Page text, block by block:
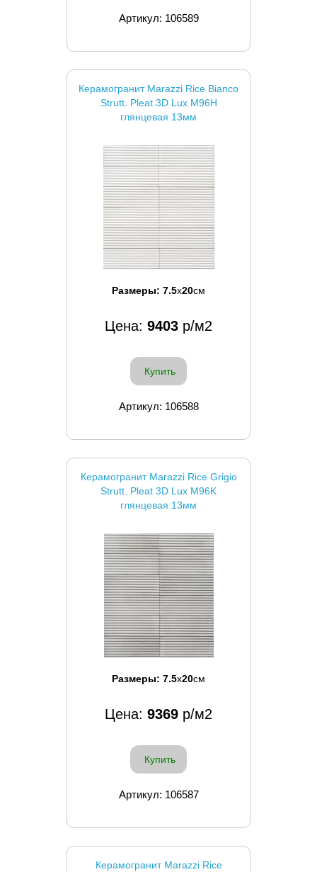
Артикул: 106589
Керамогранит Marazzi Rice Bianco
Strutt. Pleat 3D Lux M96H
глянцевая 13мм
Размеры: 7.5x20см
Цена: 9403 р/м2
Купить
Артикул: 106588
Керамогранит Marazzi Rice Grigio
Strutt. Pleat 3D Lux M96K
глянцевая 13мм
Размеры: 7.5x20см
Цена: 9369 р/м2
Купить
Артикул: 106587
Керамогранит Marazzi Rice